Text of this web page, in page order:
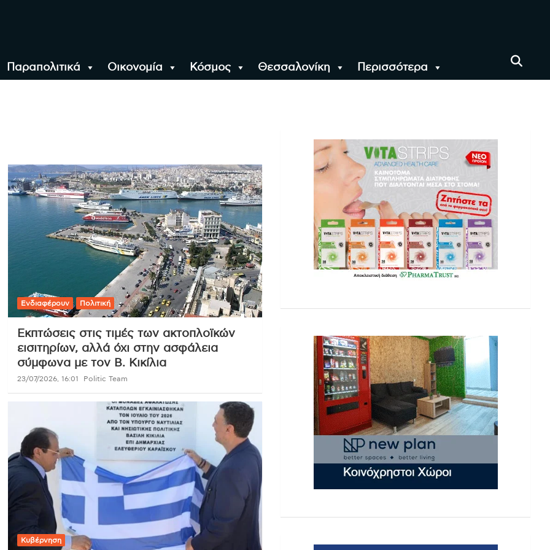
Παραπολιτικά Οικονομία Κόσμος Θεσσαλονίκη Περισσότερα
Ενδιαφέρουν Πολιτική
Εκπτώσεις στις τιμές των ακτοπλοϊκών
εισιτηρίων, αλλά όχι στην ασφάλεια
σύμφωνα με τον Β. Κικίλια
23/07/2026, 16:01 Politic Team
Κυβέρνηση